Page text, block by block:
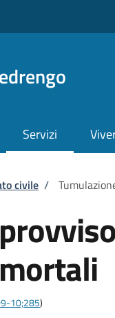
Servizi
civile /
10;285)